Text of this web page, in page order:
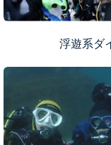
浮遊系ダ